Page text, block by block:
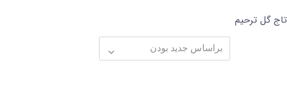
تاج گل ترحیم